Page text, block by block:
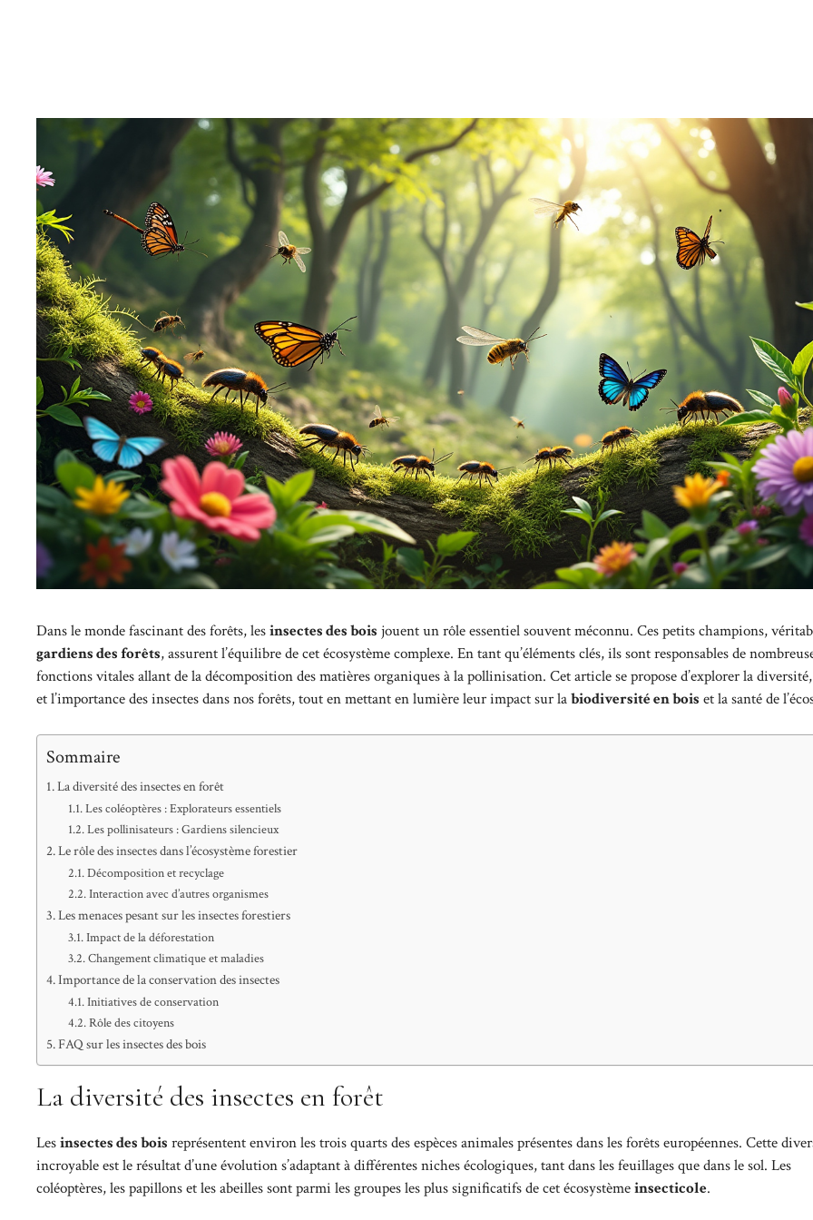
Dans le monde fascinant des forêts, lesinsectes des bois jouent un rôle essentiel souvent méconnu. Ces petits champions,
gardiens des forêts, assurent l’équilibre de cet écosystème complexe. En tant qu’éléments clés, ils sont responsables de
fonctions vitales allant de la décomposition des matières organiques à la pollinisation. Cet article se propose d’explorer la
et l’importance des insectes dans nos forêts, tout en mettant en lumière leur impact sur labiodiversité en bois et la santé de
Sommaire
La diversité des insectes en forêt
Les coléoptères : Explorateurs essentiels
Les pollinisateurs : Gardiens silencieux
Le rôle des insectes dans l’écosystème forestier
Décomposition et recyclage
Interaction avec d’autres organismes
Les menaces pesant sur les insectes forestiers
Impact de la déforestation
Changement climatique et maladies
Importance de la conservation des insectes
Initiatives de conservation
Rôle des citoyens
FAQ sur les insectes des bois
La diversité des insectes en forêt
Lesinsectes des bois représentent environ les trois quarts des espèces animales présentes dans les forêts européennes. Cette
incroyable est le résultat d’une évolution s’adaptant à différentes niches écologiques, tant dans les feuillages que dans le sol. Les
coléoptères, les papillons et les abeilles sont parmi les groupes les plus significatifs de cet écosystèmeinsecticole.